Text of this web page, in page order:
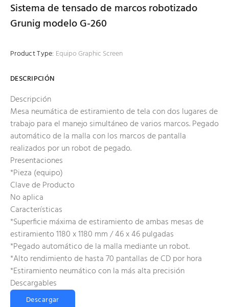
Sistema de tensado de marcos robotizado
Grunig modelo G-260
Product Type: Equipo Graphic Screen
DESCRIPCIÓN
Descripción
Mesa neumática de estiramiento de tela con dos lugares de
trabajo para el manejo simultáneo de varios marcos. Pegado
automático de la malla con los marcos de pantalla
realizados por un robot de pegado.
Presentaciones
*Pieza (equipo)
Clave de Producto
No aplica
Características
*Superficie máxima de estiramiento de ambas mesas de
estiramiento 1180 x 1180 mm / 46 x 46 pulgadas
*Pegado automático de la malla mediante un robot.
*Alto rendimiento de hasta 70 pantallas de CD por hora
*Estiramiento neumático con la más alta precisión
Descargables
Descargar